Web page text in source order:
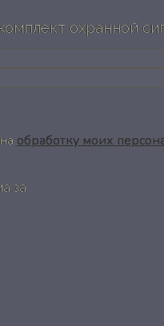
охранной
обработку моих
за